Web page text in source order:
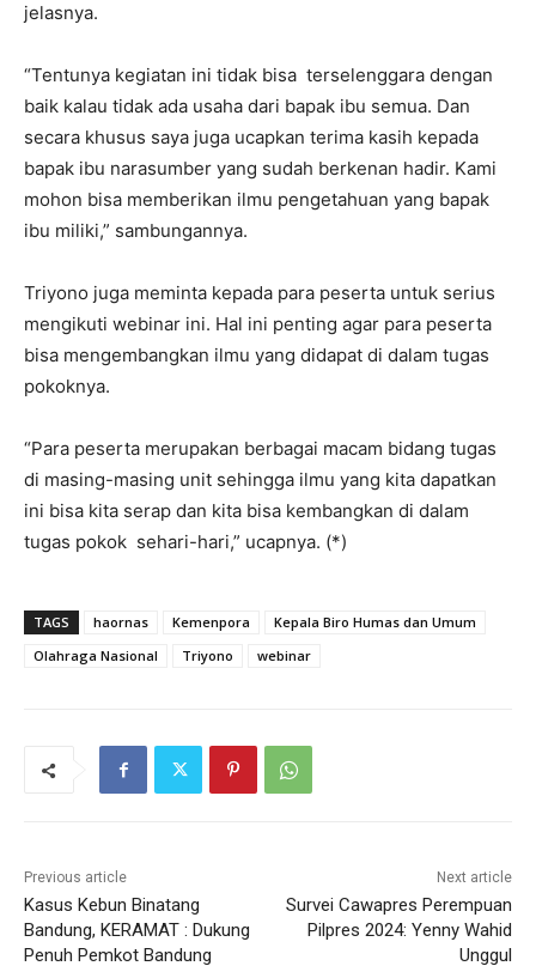
jelasnya.
“Tentunya kegiatan ini tidak bisa terselenggara dengan
baik kalau tidak ada usaha dari bapak ibu semua. Dan
secara khusus saya juga ucapkan terima kasih kepada
bapak ibu narasumber yang sudah berkenan hadir. Kami
mohon bisa memberikan ilmu pengetahuan yang bapak
ibu miliki,” sambungannya.
Triyono juga meminta kepada para peserta untuk serius
mengikuti webinar ini. Hal ini penting agar para peserta
bisa mengembangkan ilmu yang didapat di dalam tugas
pokoknya.
“Para peserta merupakan berbagai macam bidang tugas
di masing-masing unit sehingga ilmu yang kita dapatkan
ini bisa kita serap dan kita bisa kembangkan di dalam
tugas pokok sehari-hari,” ucapnya. (*)
TAGS haornas Kemenpora
Kepala Biro Humas dan Umum
Olahraga Nasional
Triyono webinar
Previous article
Kasus Kebun Binatang
Bandung, KERAMAT : Dukung
Penuh Pemkot Bandung
Next article
Survei Cawapres Perempuan
Pilpres 2024: Yenny Wahid
Unggul